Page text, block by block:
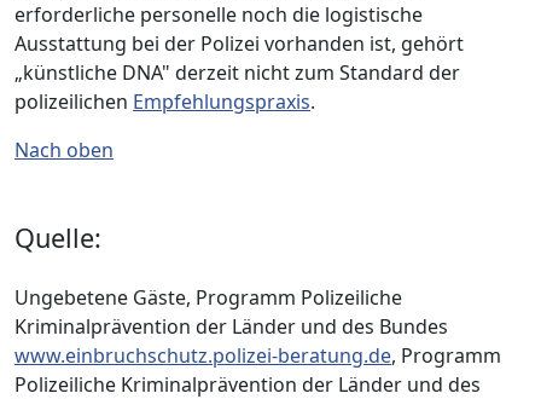
erforderliche personelle noch die logistische
Ausstattung bei der Polizei vorhanden ist, gehört
„künstliche DNA" derzeit nicht zum Standard der
polizeilichen Empfehlungspraxis.
Nach oben
Quelle:
Ungebetene Gäste, Programm Polizeiliche
Kriminalprävention der Länder und des Bundes
www.einbruchschutz.polizei-beratung.de, Programm
Polizeiliche Kriminalprävention der Länder und des